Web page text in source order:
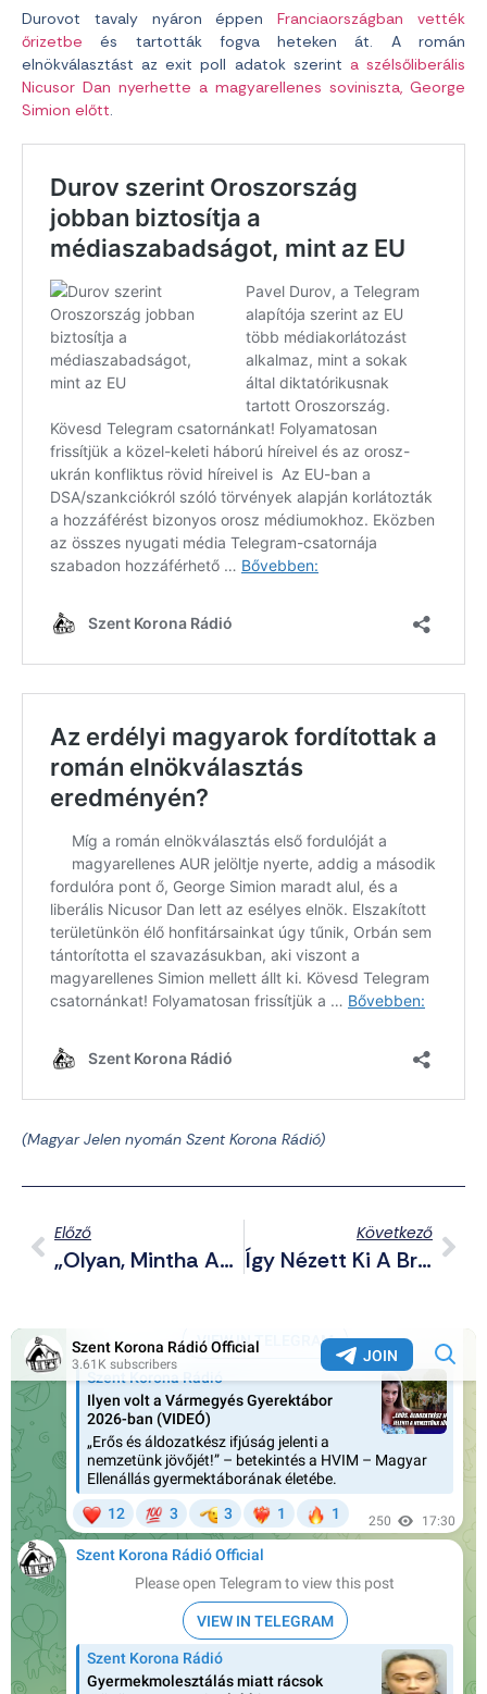
Durovot tavaly nyáron éppenFranciaországban vették
őrizetbe és tartották fogva heteken át. A román
elnökválasztást az exit poll adatok szerint a szélsőliberális
Nicusor Dan nyerhette a magyarellenes soviniszta, George
Simion előtt.
(Magyar Jelen nyomán Szent Korona Rádió)
Előző
„Olyan, Mintha Az Ítéletnap Borzalmait Élnénk Át.” – 500 Palesztint Mészárolt Le Izrael A Hétvégén
Következő
Így Nézett Ki A Brüsszeli Pride, Ahol Karácsony Gergely Is Parádézott (KÉPEK)